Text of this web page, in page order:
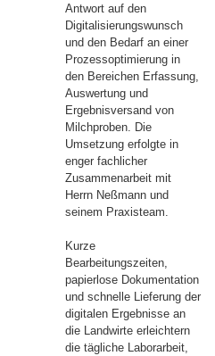
Antwort auf den
Digitalisierungswunsch
und den Bedarf an einer
Prozessoptimierung in
den Bereichen Erfassung,
Auswertung und
Ergebnisversand von
Milchproben. Die
Umsetzung erfolgte in
enger fachlicher
Zusammenarbeit mit
Herrn Neßmann und
seinem Praxisteam.
Kurze
Bearbeitungszeiten,
papierlose Dokumentation
und schnelle Lieferung der
digitalen Ergebnisse an
die Landwirte erleichtern
die tägliche Laborarbeit,